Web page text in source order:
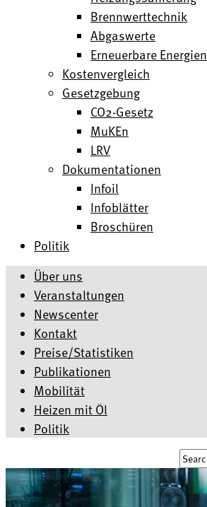
Brennwerttechnik
Abgaswerte
Erneuerbare Energien
Kostenvergleich
Gesetzgebung
CO2-Gesetz
MuKEn
LRV
Dokumentationen
Infoil
Infoblätter
Broschüren
Politik
Über uns
Veranstaltungen
Newscenter
Kontakt
Preise/Statistiken
Publikationen
Mobilität
Heizen mit Öl
Politik